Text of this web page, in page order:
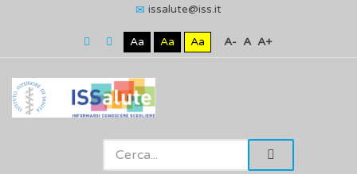
issalute@iss.it
Aa Aa Aa A- A A+